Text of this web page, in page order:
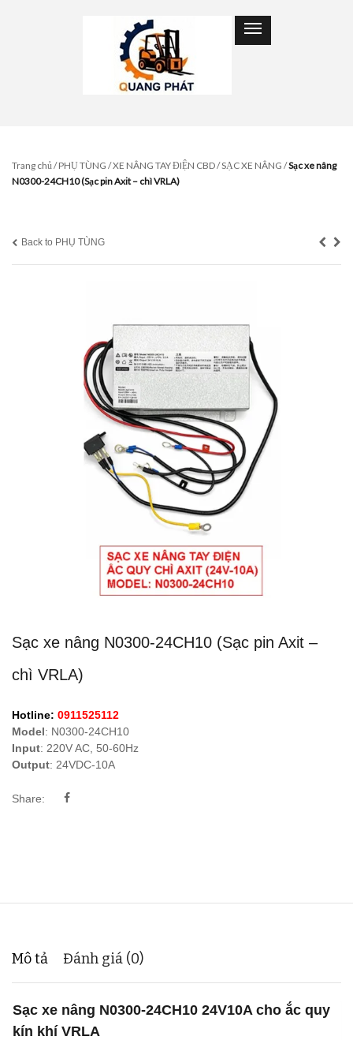
Trang chủ/PHỤ TÙNG /XE NÂNG TAY ĐIỆN CBD/SẠC XE NÂNG /Sạc xe nâng
N0300-24CH10 (Sạc pin Axit – chì VRLA)
Back to PHỤ TÙNG
Sạc xe nâng N0300-24CH10 (Sạc pin Axit –
chì VRLA)
Hotline: 0911525112
Model: N0300-24CH10
Input: 220V AC, 50-60Hz
Output: 24VDC-10A
Share:
Mô tả Đánh giá (0)
Sạc xe nâng N0300-24CH10 24V10A cho ắc quy
kín khí VRLA